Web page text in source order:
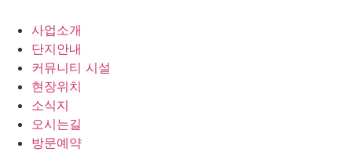
사업소개
단지안내
커뮤니티 시설
현장위치
소식지
오시는길
방문예약